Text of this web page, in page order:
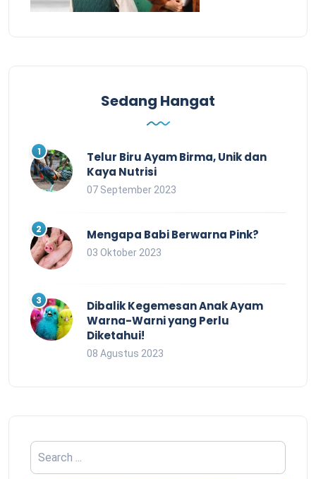
Sedang Hangat
Telur Biru Ayam Birma, Unik dan
Kaya Nutrisi
07 September 2023
Mengapa Babi Berwarna Pink?
03 Oktober 2023
Dibalik Kegemesan Anak Ayam
Warna-Warni yang Perlu
Diketahui!
08 Agustus 2023